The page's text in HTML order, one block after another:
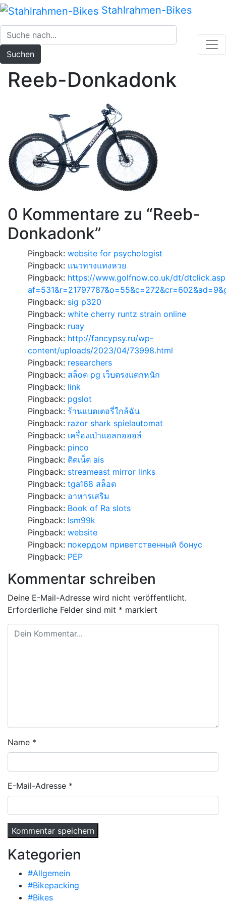
Zum
Inhalt
springen
Stahlrahmen-Bikes
Suchen
Reeb-Donkadonk
0 Kommentare zu “Reeb-
Donkadonk”
Pingback: website for psychologist
Pingback: แนวทางแทงหวย
Pingback: https://www.golfnow.co.uk/dt/
Pingback: sig p320
Pingback: white cherry runtz strain online
Pingback: ruay
Pingback: http://fancypsy.ru/wp-
content/uploads/2023/04/73998.html
Pingback: researchers
Pingback: สล็oต pg เว็บตรงแตกหนัก
Pingback: link
Pingback: pgslot
Pingback: ร้านแบตเตอรี่ใกล้ฉัน
Pingback: razor shark spielautomat
Pingback: เครื่องเป่าแอลกอฮอล์
Pingback: pinco
Pingback: ติดเน็ต ais
Pingback: streameast mirror links
Pingback: tga168 สล็อต
Pingback: อาหารเสริม
Pingback: Book of Ra slots
Pingback: lsm99k
Pingback: website
Pingback: покердом приветственный бонус
Pingback: PEP
Kommentar schreiben
Deine E-Mail-Adresse wird nicht veröffentlicht.
Erforderliche Felder sind mit * markiert
Name *
E-Mail-Adresse *
Kategorien
#Allgemein
#Bikepacking
#Bikes